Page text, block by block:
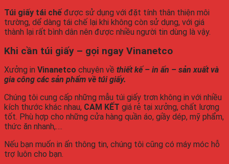
Túi giấy tái chế được sử dụng với đặt tính thân thiện môi
trường, dể dàng tái chế lại khi không còn sử dụng, với giá
thành lại rất bình dân nên được nhiều người tin dùng là vậy.
Khi cần túi giấy – gọi ngay Vinanetco
Xưởng in Vinanetco chuyên về thiết kế – in ấn – sản xuất và
gia công các sản phẩm về túi giấy.
Chúng tôi cung cấp những mẫu túi giấy trơn không in với nhiều
kích thước khác nhau, CAM KẾT giá rẻ tại xưởng, chất lượng
tốt. Phù hợp cho những cửa hàng quần áo, giầy dép, mỹ phẩm,
thức ăn nhanh,….
Nếu bạn muốn in ấn thông tin, chúng tôi cũng có máy móc hỗ
trợ luôn cho bạn.